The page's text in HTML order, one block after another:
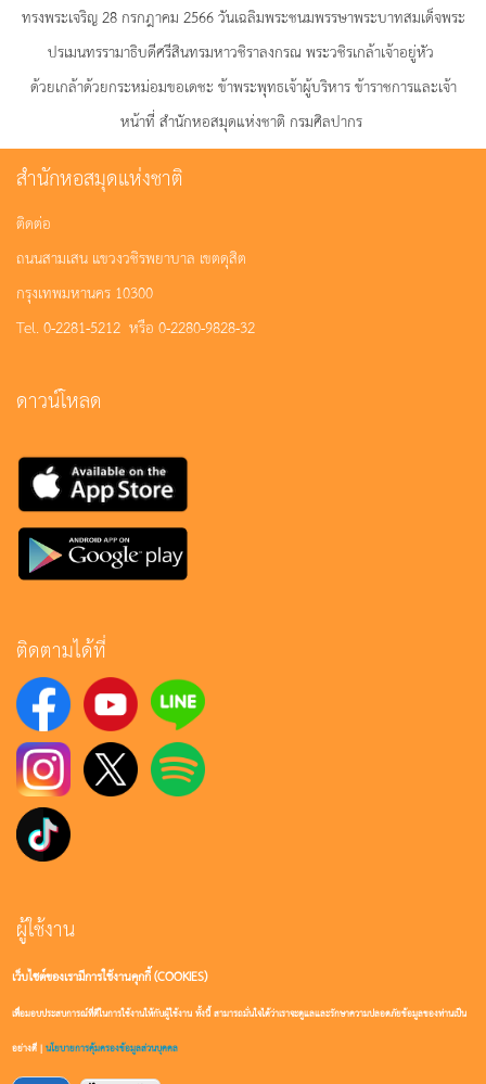
ทรงพระเจริญ 28 กรกฎาคม 2566 วันเฉลิมพระชนมพรรษาพระบาทสมเด็จพระ
ปรเมนทรรามาธิบดีศรีสินทรมหาวชิราลงกรณ พระวชิรเกล้าเจ้าอยู่หัว
ด้วยเกล้าด้วยกระหม่อมขอเดชะ ข้าพระพุทธเจ้าผู้บริหาร ข้าราชการและเจ้า
หน้าที่ สำนักหอสมุดแห่งชาติ กรมศิลปากร
สำนักหอสมุดแห่งชาติ
ติดต่อ
ถนนสามเสน แขวงวชิรพยาบาล เขตดุสิต
กรุงเทพมหานคร 10300
Tel. 0-2281-5212 หรือ 0-2280-9828-32
ดาวน์โหลด
ติดตามได้ที่
ผู้ใช้งาน
เข้าสู่ระบบ
สมัครสมาชิก
เว็บไซต์ของเรามีการใช้งานคุกกี้ (COOKIES)
เพื่อมอบประสบการณ์ที่ดีในการใช้งานให้กับผู้ใช้งาน ทั้งนี้ สามารถมั่นใจได้ว่าเราจะดูแลและรักษาความปลอดภัยข้อมูลของท่านเป็น
อย่างดี |นโยบายการคุ้มครองข้อมูลส่วนบุคคล